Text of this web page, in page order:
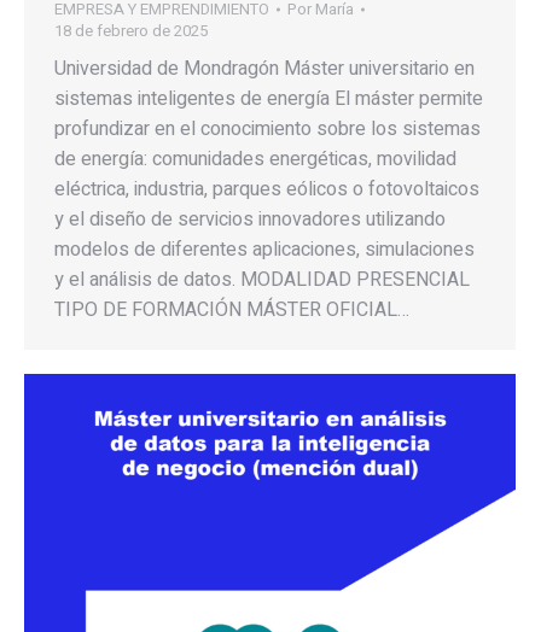
EMPRESA Y EMPRENDIMIENTO Por María
18 de febrero de 2025
Universidad de Mondragón Máster universitario en
sistemas inteligentes de energía El máster permite
profundizar en el conocimiento sobre los sistemas
de energía: comunidades energéticas, movilidad
eléctrica, industria, parques eólicos o fotovoltaicos
y el diseño de servicios innovadores utilizando
modelos de diferentes aplicaciones, simulaciones
y el análisis de datos. MODALIDAD PRESENCIAL
TIPO DE FORMACIÓN MÁSTER OFICIAL…